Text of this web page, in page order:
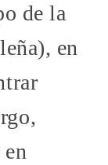
de la
en